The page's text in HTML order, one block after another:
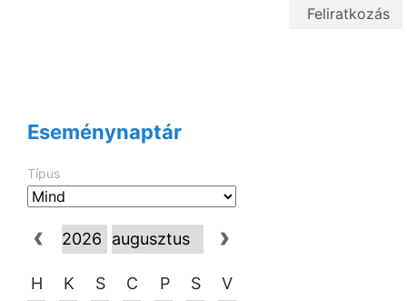
Eseménynaptár
Típus
H K S C P S V